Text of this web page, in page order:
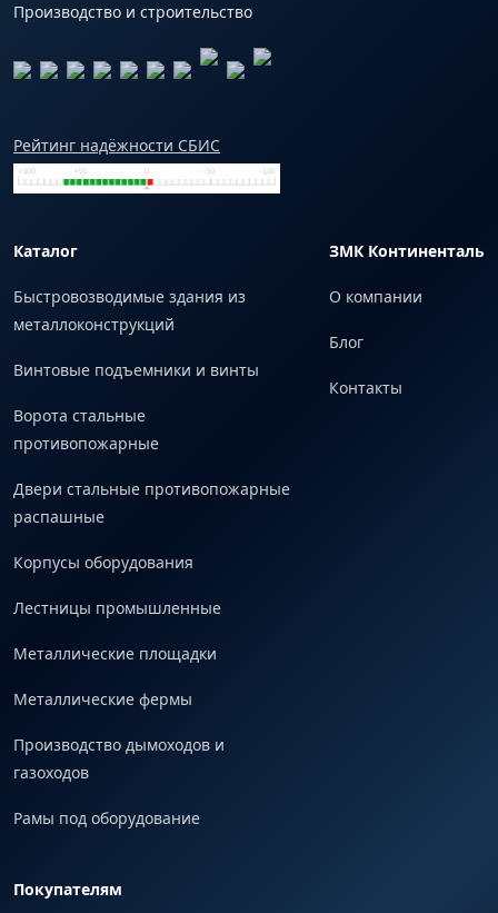
Производство и строительство
Рейтинг надёжности СБИС
Каталог
Быстровозводимые здания из
металлоконструкций
Винтовые подъемники и винты
Ворота стальные
противопожарные
Двери стальные противопожарные
распашные
Корпусы оборудования
Лестницы промышленные
Металлические площадки
Металлические фермы
Производство дымоходов и
газоходов
Рамы под оборудование
ЗМК Континенталь
О компании
Блог
Контакты
Покупателям